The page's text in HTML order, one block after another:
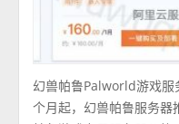
幻兽帕鲁Palworld游戏服
个月起，幻兽帕鲁服务器